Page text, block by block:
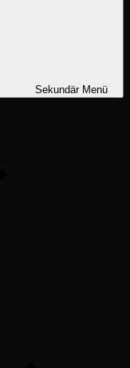
Sekundär Menü